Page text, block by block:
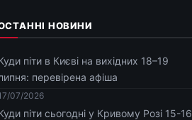
НОВИНИ
піти в Києві на вихідних 18–19
перевірена афіша
07/2026
піти сьогодні у Кривому Розі 15-16